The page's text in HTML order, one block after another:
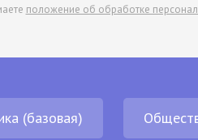
положение об обработке
(базовая)